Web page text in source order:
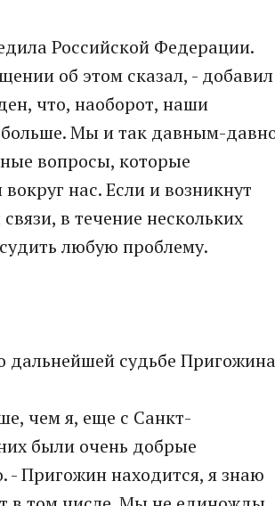
Российской Федерации.
об этом сказал, - добавил
что, наоборот, наши
больше. Мы и так давным-
вопросы, которые
нас. Если и возникнут
в течение нескольких
любую проблему.
дальнейшей судьбе
чем я, еще с Санкт-
были очень добрые
- Пригожин находится, я знаю